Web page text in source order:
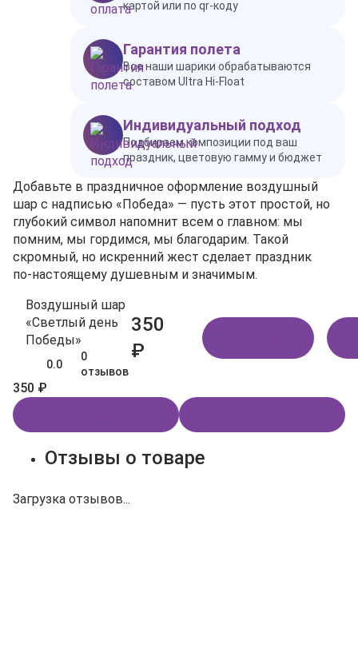
картой или по qr-коду
Гарантия полета
Все наши шарики обрабатываются
составом Ultra Hi-Float
Индивидуальный подход
Подбираем композиции под ваш
праздник, цветовую гамму и бюджет
Добавьте в праздничное оформление воздушный
шар с надписью «Победа» — пусть этот простой, но
глубокий символ напомнит всем о главном: мы
помним, мы гордимся, мы благодарим. Такой
скромный, но искренний жест сделает праздник
по‑настоящему душевным и значимым.
Воздушный шар
«Светлый день
Победы»
0.0
0
отзывов
350
₽
350 ₽
Отзывы о товаре
Загрузка отзывов...